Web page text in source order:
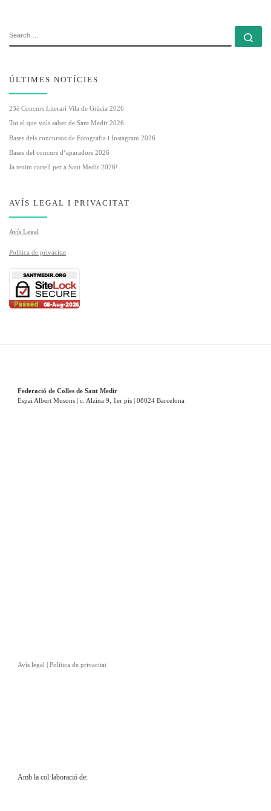
ÚLTIMES NOTÍCIES
23è Concurs Literari Vila de Gràcia 2026
Tot el que vols saber de Sant Medir 2026
Bases dels concursos de Fotografia i Instagram 2026
Bases del concurs d’aparadors 2026
Ja tenim cartell per a Sant Medir 2026!
AVÍS LEGAL I PRIVACITAT
Avís Legal
Política de privacitat
Federació de Colles de Sant Medir
Espai Albert Musons | c. Alzina 9, 1er pis | 08024 Barcelona
Avís legal | Política de privacitat
Amb la col·laboració de: